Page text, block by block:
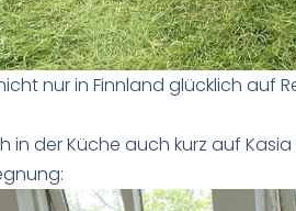
nur in Finnland glücklich auf
in der Küche auch kurz auf